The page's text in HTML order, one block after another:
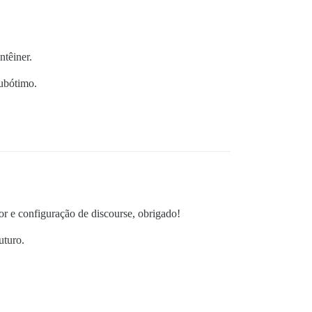
e configuração de discourse, obrigado!